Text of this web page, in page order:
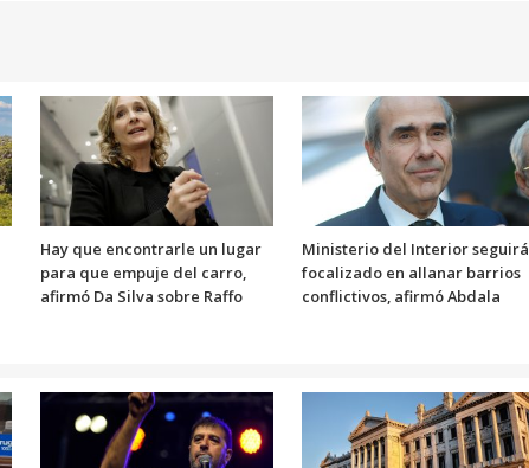
Hay que encontrarle un lugar
para que empuje del carro,
afirmó Da Silva sobre Raffo
Ministerio del Interior seguirá
focalizado en allanar barrios
conflictivos, afirmó Abdala